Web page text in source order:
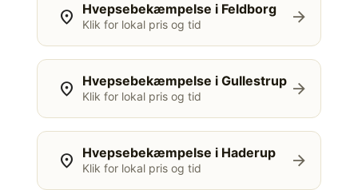
location_on Hvepsebekæmpelse i Feldborg
Klik for lokal pris og tid arrow_forward
location_on Hvepsebekæmpelse i Gullestrup
Klik for lokal pris og tid arrow_forward
location_on Hvepsebekæmpelse i Haderup
Klik for lokal pris og tid arrow_forward